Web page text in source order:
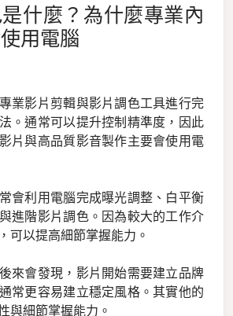
什麼？為什麼專業內
用電腦
業影片剪輯與影片調色工具進行完
。通常可以提升控制精準度，因此
片與高品質影音製作主要會使用電
會利用電腦完成曝光調整、白平衡
進階影片調色。因為較大的工作介
可以提高細節掌握能力。
來會發現，影片開始需要建立品牌
常更容易建立穩定風格。其實他的
與細節掌握能力。